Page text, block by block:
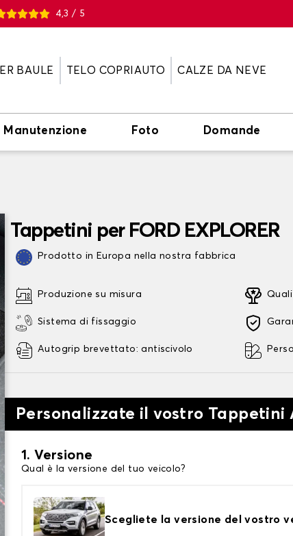
4,3 / 5
BAULE TELO COPRIAUTO
CALZE DA NEVE
Manutenzione Foto Domande
Tappetini per FORD EXPLORER
Prodotto in Europa nella nostra fabbrica
Produzione su misura
Sistema di fissaggio
Autogrip brevettato: antiscivolo
Personalizzate il vostro Tappetini
1. Versione
Qual è la versione del tuo veicolo?
Scegliete la versione del vostro